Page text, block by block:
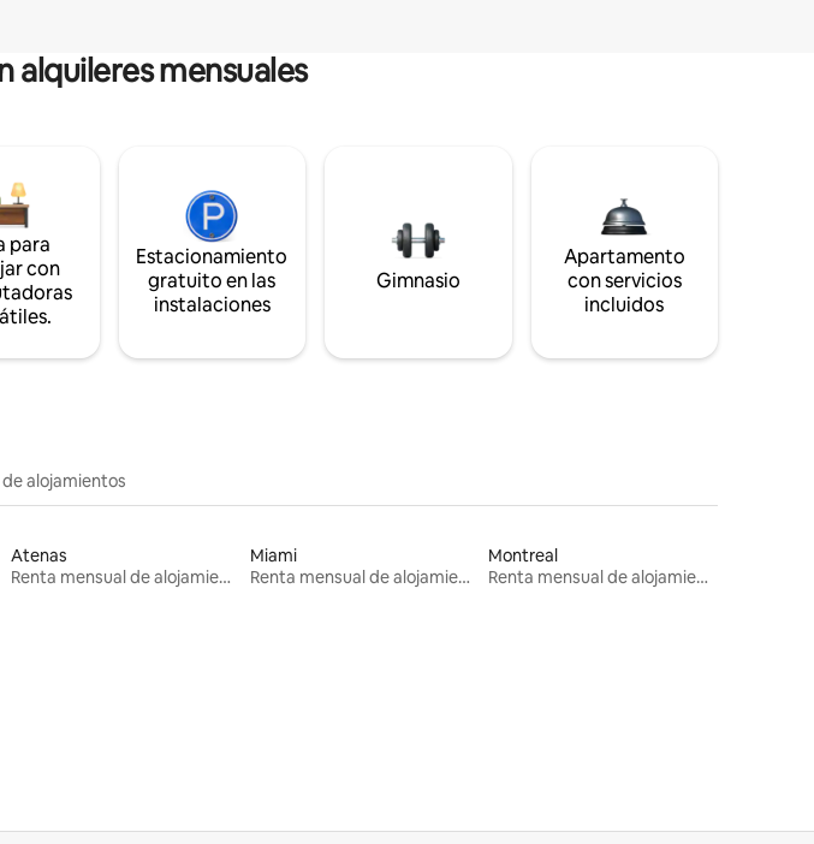
alquileres mensuales
para
con
Estacionamiento
gratuito en las
instalaciones
Gimnasio
Apartamento
con servicios
incluidos
alojamientos
Atenas
Renta mensual de alojamientos
Miami
Renta mensual de alojamientos
Montreal
Renta mensual de alojamientos